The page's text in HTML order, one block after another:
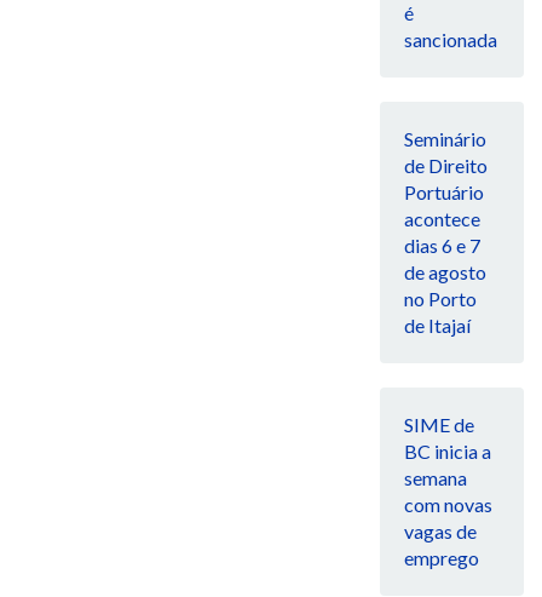
é
sancionada
Seminário
de Direito
Portuário
acontece
dias 6 e 7
de agosto
no Porto
de Itajaí
SIME de
BC inicia a
semana
com novas
vagas de
emprego